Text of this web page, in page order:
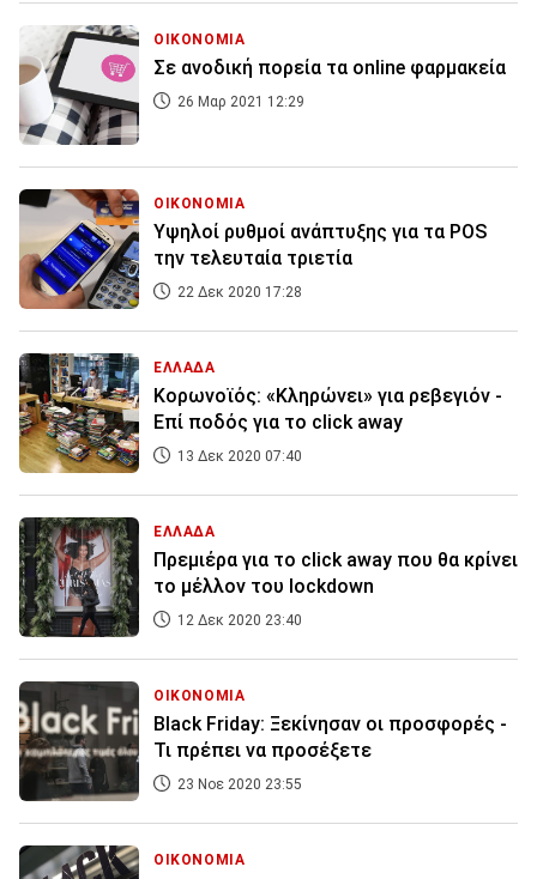
ΟΙΚΟΝΟΜΙΑ
Σε ανοδική πορεία τα online φαρμακεία
26 Μαρ 2021 12:29
ΟΙΚΟΝΟΜΙΑ
Υψηλοί ρυθμοί ανάπτυξης για τα POS
την τελευταία τριετία
22 Δεκ 2020 17:28
ΕΛΛΑΔΑ
Κορωνοϊός: «Κληρώνει» για ρεβεγιόν -
Επί ποδός για το click away
13 Δεκ 2020 07:40
ΕΛΛΑΔΑ
Πρεμιέρα για το click away που θα κρίνει
το μέλλον του lockdown
12 Δεκ 2020 23:40
ΟΙΚΟΝΟΜΙΑ
Black Friday: Ξεκίνησαν οι προσφορές -
Τι πρέπει να προσέξετε
23 Νοε 2020 23:55
ΟΙΚΟΝΟΜΙΑ